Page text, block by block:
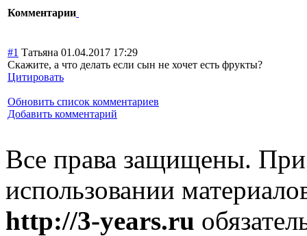
Комментарии
#1 Татьяна 01.04.2017 17:29
Скажите, а что делать если сын не хочет есть фрукты?
Цитировать
Обновить список комментариев
Добавить комментарий
Все права защищены.
использовании
http://3-years.ru